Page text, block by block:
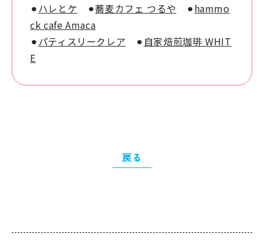
⚫︎ハレとケ ⚫︎蕎麦カフェ つるや ⚫︎hammo
ck cafe Amaca
⚫︎パティスリークレア ⚫︎ 自家焙煎珈琲 WHIT
E
戻る